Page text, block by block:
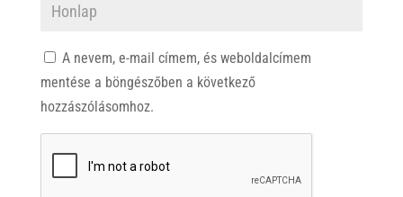
A nevem, e-mail címem, és weboldalcímem
mentése a böngészőben a következő
hozzászólásomhoz.